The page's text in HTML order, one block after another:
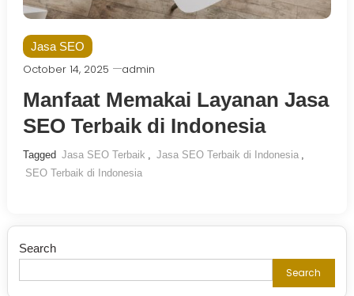
Jasa SEO
October 14, 2025 admin
Manfaat Memakai Layanan Jasa
SEO Terbaik di Indonesia
Tagged Jasa SEO Terbaik Jasa SEO Terbaik di Indonesia
SEO Terbaik di Indonesia
Search
Search